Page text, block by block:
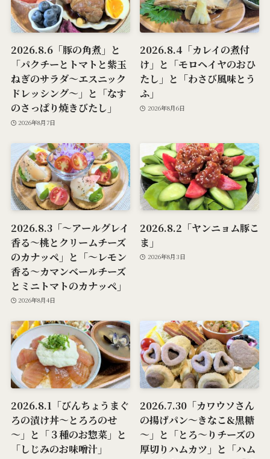
2026.8.6「豚の角煮」と
「パクチーとトマトと紫玉
ねぎのサラダ～エスニック
ドレッシング～」と「なす
のさっぱり焼きびたし」
2026年8月7日
2026.8.4「カレイの煮付
け」と「モロヘイヤのおひ
たし」と「わさび風味とう
ふ」
2026年8月6日
2026.8.3「～アールグレイ
香る～桃とクリームチーズ
のカナッペ」と「～レモン
香る～カマンベールチーズ
とミニトマトのカナッペ」
2026年8月4日
2026.8.2「ヤンニョム豚こ
ま」
2026年8月3日
2026.8.1「びんちょうまぐ
ろの漬け丼～とろろのせ
～」と「３種のお惣菜」と
「しじみのお味噌汁」
2026.7.30「カワウソさん
の揚げパン～きなこ&黒糖
～」と「とろ～りチーズの
厚切りハムカツ」と「ハム